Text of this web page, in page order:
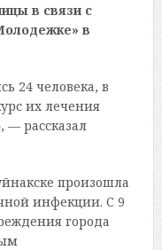
в связи с
в
24 человека, в
их лечения
— рассказал
произошла
инфекции. С 9
города